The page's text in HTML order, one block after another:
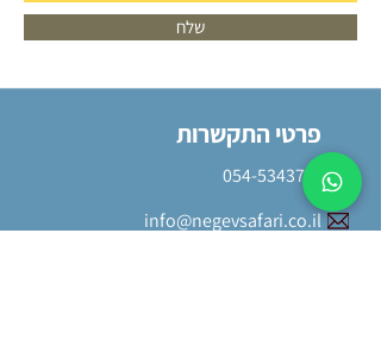
שלח
פרטי התקשרות
054-5343797
info@negevsafari.co.il